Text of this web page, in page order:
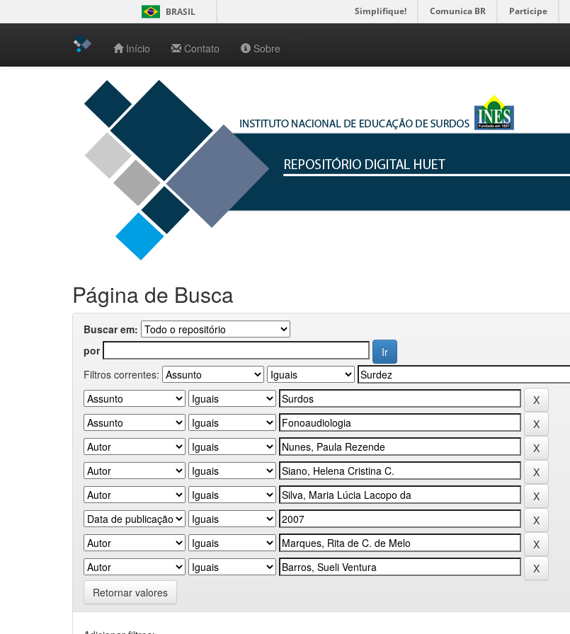
navigation
BRASIL Simplifique! Comunica BR Participe
Início Contato Sobre
Página de Busca
Buscar em:
por
Filtros correntes:
Retornar valores